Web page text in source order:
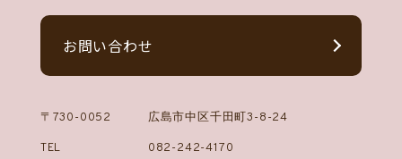
お問い合わせ
〒730-0052 広島市中区千田町3-8-24
TEL 082-242-4170